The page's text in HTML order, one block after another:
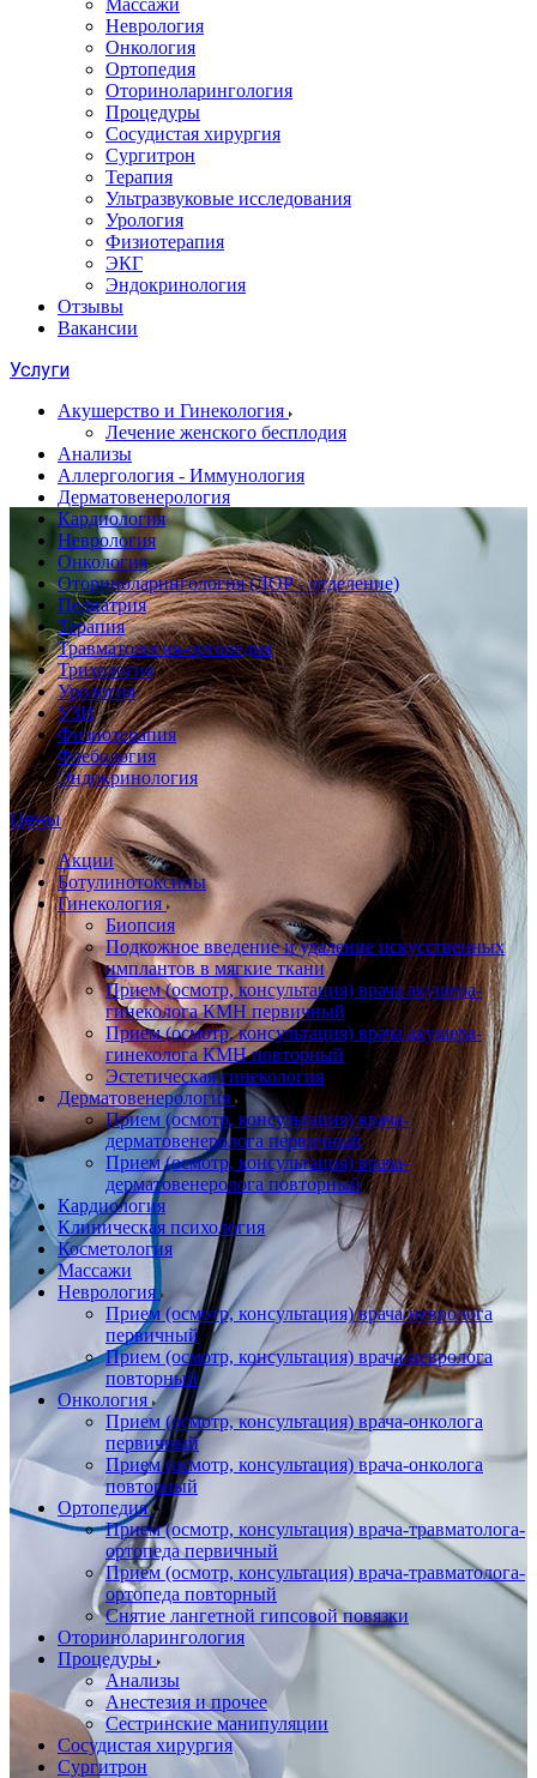
Массажи
Неврология
Онкология
Ортопедия
Оториноларингология
Процедуры
Сосудистая хирургия
Сургитрон
Терапия
Ультразвуковые исследования
Урология
Физиотерапия
ЭКГ
Эндокринология
Отзывы
Вакансии
Услуги
Акушерство и Гинекология
Лечение женского бесплодия
Анализы
Аллергология - Иммунология
Дерматовенерология
Кардиология
Неврология
Онкология
Оториноларингология (ЛОР - отделение)
Педиатрия
Терапия
Травматология-ортопедия
Трихология
Урология
УЗИ
Физиотерапия
Флебология
Эндокринология
Цены
Акции
Ботулинотоксины
Гинекология
Биопсия
Подкожное введение и удаление искусственных
имплантов в мягкие ткани
Прием (осмотр, консультация) врача акушера-
гинеколога КМН первичный
Прием (осмотр, консультация) врача акушера-
гинеколога КМН повторный
Эстетическая гинекология
Дерматовенерология
Прием (осмотр, консультация) врача-
дерматовенеролога первичный
Прием (осмотр, консультация) врача-
дерматовенеролога повторный
Кардиология
Клиническая психология
Косметология
Массажи
Неврология
Прием (осмотр, консультация) врача-невролога
первичный
Прием (осмотр, консультация) врача-невролога
повторный
Онкология
Прием (осмотр, консультация) врача-онколога
первичный
Прием (осмотр, консультация) врача-онколога
повторный
Ортопедия
Прием (осмотр, консультация) врача-травматолога-
ортопеда первичный
Прием (осмотр, консультация) врача-травматолога-
ортопеда повторный
Снятие лангетной гипсовой повязки
Оториноларингология
Процедуры
Анализы
Анестезия и прочее
Сестринские манипуляции
Сосудистая хирургия
Сургитрон